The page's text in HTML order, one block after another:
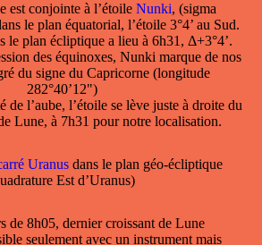
est conjointe à l’étoile Nunki, (sigma
le plan équatorial, l’étoile 3°4’ au Sud.
le plan écliptique a lieu à 6h31, Δ+3°4’.
des équinoxes, Nunki marque de nos
du signe du Capricorne (longitude
282°40’12")
de l’aube, l’étoile se lève juste à droite du
Lune, à 7h31 pour notre localisation.
Uranus dans le plan géo-écliptique
Est d’Uranus)
de 8h05, dernier croissant de Lune
seulement avec un instrument mais